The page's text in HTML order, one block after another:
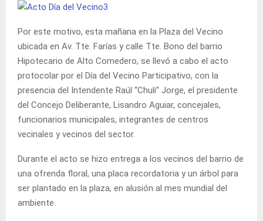
Por este motivo, esta mañana en la Plaza del Vecino
ubicada en Av. Tte. Farías y calle Tte. Bono del barrio
Hipotecario de Alto Comedero, se llevó a cabo el acto
protocolar por el Día del Vecino Participativo, con la
presencia del Intendente Raúl “Chuli” Jorge, el presidente
del Concejo Deliberante, Lisandro Aguiar, concejales,
funcionarios municipales, integrantes de centros
vecinales y vecinos del sector.
Durante el acto se hizo entrega a los vecinos del barrio de
una ofrenda floral, una placa recordatoria y un árbol para
ser plantado en la plaza, en alusión al mes mundial del
ambiente.